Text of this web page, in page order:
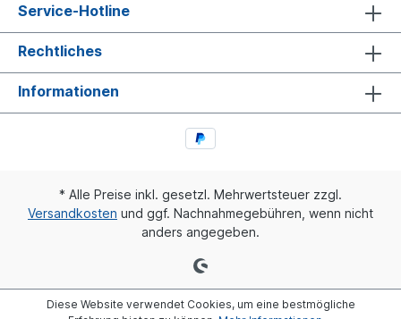
Service-Hotline
Rechtliches
Informationen
* Alle Preise inkl. gesetzl. Mehrwertsteuer zzgl.
Versandkosten und ggf. Nachnahmegebühren, wenn nicht
anders angegeben.
Diese Website verwendet Cookies, um eine bestmögliche